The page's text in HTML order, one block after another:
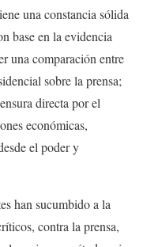
una constancia sólida
base en la evidencia
una comparación entre
sobre la prensa;
directa por el
económicas,
el poder y
han sucumbido a la
contra la prensa,